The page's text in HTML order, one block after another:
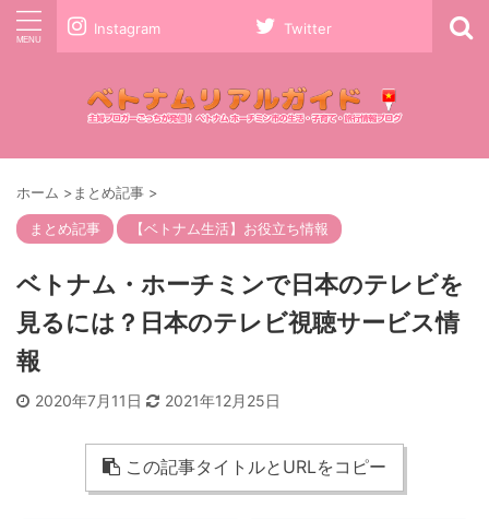
Instagram Twitter
ホーム > まとめ記事 >
まとめ記事 【ベトナム生活】お役立ち情報
ベトナム・ホーチミンで日本のテレビを
見るには？日本のテレビ視聴サービス情
報
2020年7月11日 2021年12月25日
この記事タイトルとURLをコピー